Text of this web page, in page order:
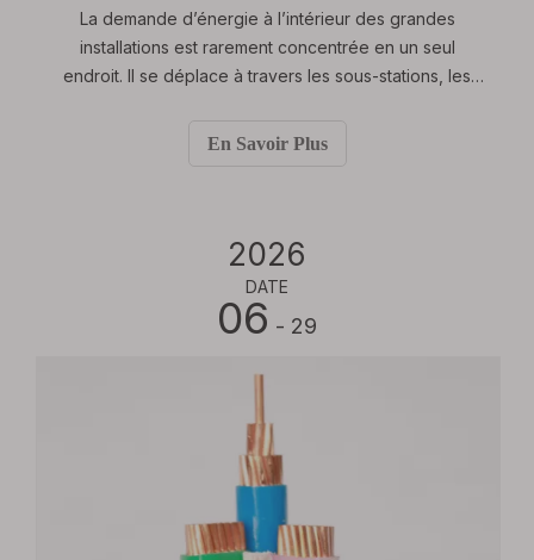
La demande d’énergie à l’intérieur des grandes
installations est rarement concentrée en un seul
endroit. Il se déplace à travers les sous-stations, les
CVC, les réseaux d'éclairage, les équipements
En Savoir Plus
2026
DATE
06 - 29